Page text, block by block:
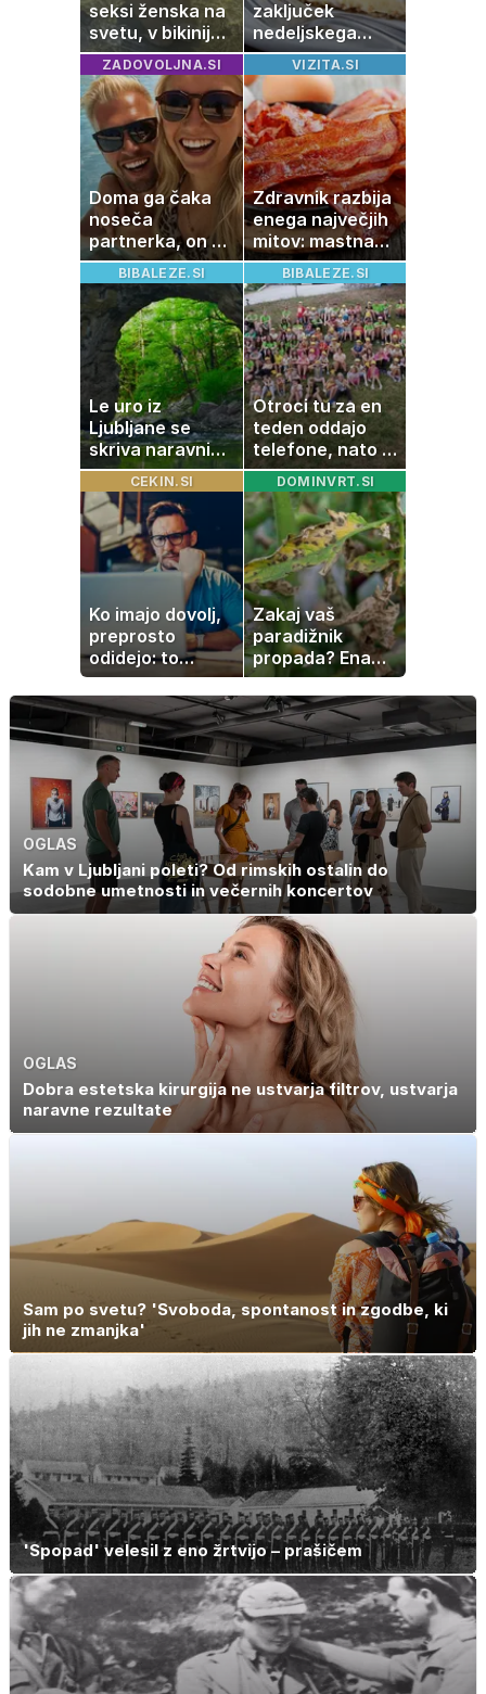
seksi ženska na
svetu, v bikiniju
znova navdušila
zaključek
nedeljskega
kosila: 8 sladic
brez peke, ki se
jih vsi veselijo
ZADOVOLJNA.SI
Doma ga čaka
noseča
partnerka, on pa
dopustuje z
drugo
VIZITA.SI
Zdravnik razbija
enega največjih
mitov: mastna
jetra ne
nastanejo zaradi
slanine, temveč
zaradi živila, ki
ga imamo vsi
radi
BIBALEZE.SI
Le uro iz
Ljubljane se
skriva naravni
čudež, ki je kot
ustvarjen za
družinski izlet
BIBALEZE.SI
Otroci tu za en
teden oddajo
telefone, nato pa
se zgodi nekaj
nepričakovanega
CEKIN.SI
Ko imajo dovolj,
preprosto
odidejo: to
znamenje
najpogosteje da
odpoved
DOMINVRT.SI
Zakaj vaš
paradižnik
propada? Ena
napaka lahko
uniči rastline –
tako jih rešite
OGLAS
Kam v Ljubljani poleti? Od rimskih ostalin do
sodobne umetnosti in večernih koncertov
OGLAS
Dobra estetska kirurgija ne ustvarja filtrov, ustvarja
naravne rezultate
Sam po svetu? 'Svoboda, spontanost in zgodbe, ki
jih ne zmanjka'
'Spopad' velesil z eno žrtvijo – prašičem